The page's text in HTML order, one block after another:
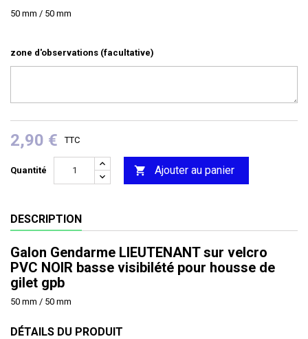
50 mm / 50 mm
zone d'observations (facultative)
2,90 € TTC
Quantité  Ajouter au panier
DESCRIPTION
Galon Gendarme LIEUTENANT sur velcro
PVC NOIR basse visibilété pour housse de
gilet gpb
50 mm / 50 mm
DÉTAILS DU PRODUIT